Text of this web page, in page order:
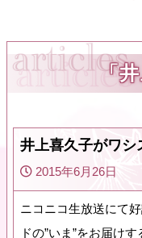
「
井上喜久子がワシ
2015年6月26日
ニコニコ生放送にて
ドの”いま”をお届け